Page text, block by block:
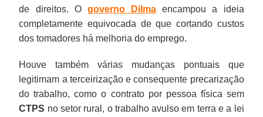
de direitos. O governo Dilma encampou a ideia
completamente equivocada de que cortando custos
dos tomadores há melhoria do emprego.
Houve também várias mudanças pontuais que
legitimam a terceirização e consequente precarização
do trabalho, como o contrato por pessoa física sem
CTPS no setor rural, o trabalho avulso em terra e a lei